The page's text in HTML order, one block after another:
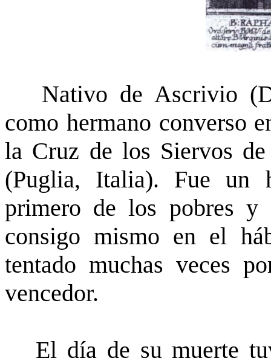
Nativo de Ascrivio
como hermano converso
la Cruz de los Siervos
(Puglia, Italia). Fue un
primero de los pobres y
consigo mismo en el
tentado muchas veces
vencedor.
El día de su muerte